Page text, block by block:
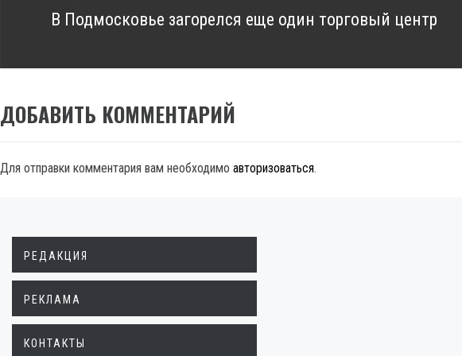
Next
В Подмосковье загорелся еще один торговый центр
ДОБАВИТЬ КОММЕНТАРИЙ
Для отправки комментария вам необходимо авторизоваться.
РЕДАКЦИЯ
РЕКЛАМА
КОНТАКТЫ